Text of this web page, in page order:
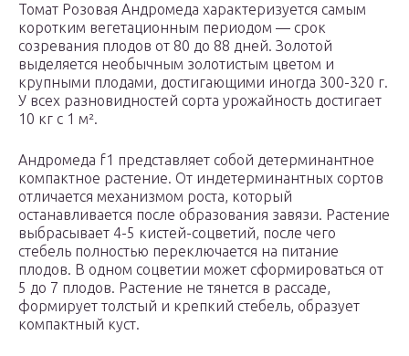
Томат Розовая Андромеда характеризуется самым
коротким вегетационным периодом — срок
созревания плодов от 80 до 88 дней. Золотой
выделяется необычным золотистым цветом и
крупными плодами, достигающими иногда 300-320 г.
У всех разновидностей сорта урожайность достигает
10 кг с 1 м².
Андромеда f1 представляет собой детерминантное
компактное растение. От индетерминантных сортов
отличается механизмом роста, который
останавливается после образования завязи. Растение
выбрасывает 4-5 кистей-соцветий, после чего
стебель полностью переключается на питание
плодов. В одном соцветии может сформироваться от
5 до 7 плодов. Растение не тянется в рассаде,
формирует толстый и крепкий стебель, образует
компактный куст.